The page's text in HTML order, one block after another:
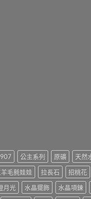
公主系列 原礦 天然
毛氈娃娃 拉長石 招桃花
月光 水晶擺飾 水晶項鍊